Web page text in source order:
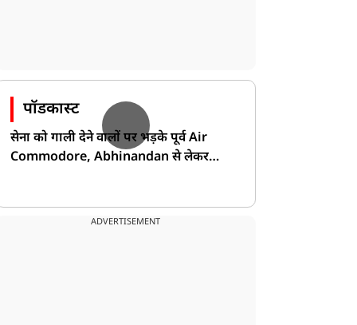
पॉडकास्ट
सेना को गाली देने वालों पर भड़के पूर्व Air
Commodore, Abhinandan से लेकर
ADVERTISEMENT